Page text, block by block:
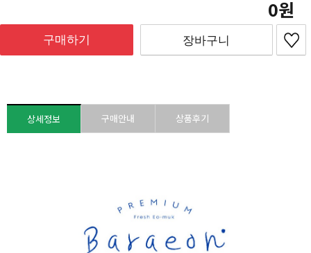
0
구매하기 장바구니
상세정보 구매안내 상품후기